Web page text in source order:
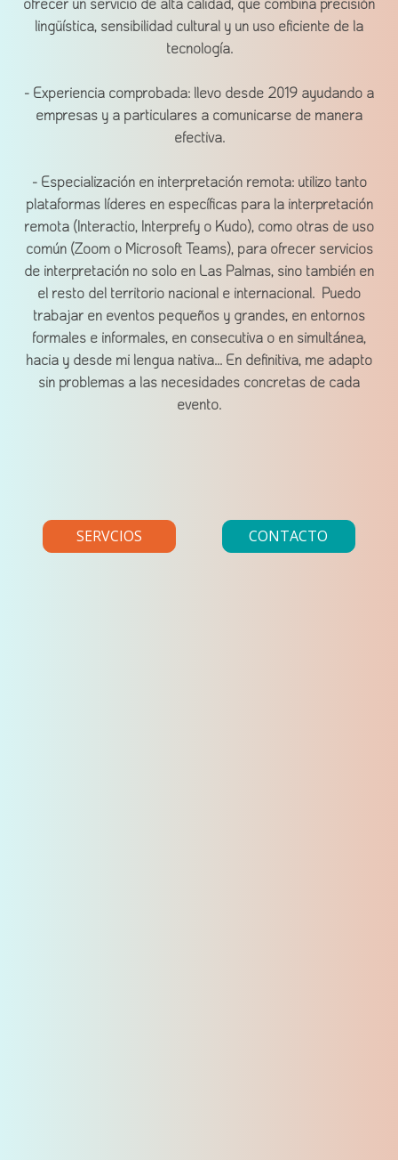
lingüística, sensibilidad cultural y un uso eficiente de la
tecnología.
- Experiencia comprobada: llevo desde 2019 ayudando a
empresas y a particulares a comunicarse de manera
efectiva.
- Especialización en interpretación remota: utilizo tanto
plataformas líderes en específicas para la interpretación
remota (Interactio, Interprefy o Kudo), como otras de uso
común (Zoom o Microsoft Teams), para ofrecer servicios
de interpretación no solo en Las Palmas, sino también en
el resto del territorio nacional e internacional. Puedo
trabajar en eventos pequeños y grandes, en entornos
formales e informales, en consecutiva o en simultánea,
hacia y desde mi lengua nativa... En definitiva, me adapto
sin problemas a las necesidades concretas de cada
evento.
SERVCIOS CONTACTO